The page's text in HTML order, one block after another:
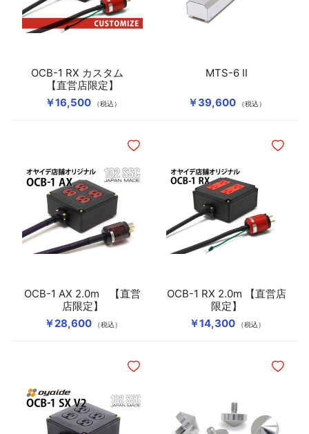
￥16,500 （税込）
OCB-1 RX カスタム
【直営店限定】
￥39,600 （税込）
MTS-6 II
￥28,600 （税込）
OCB-1 AX 2.0m 【直営
店限定】
ほしいものリストに追加
￥14,300 （税込）
OCB-1 RX 2.0m 【直営店
限定】
ほしい
ほしいものリストに追加 ほしい